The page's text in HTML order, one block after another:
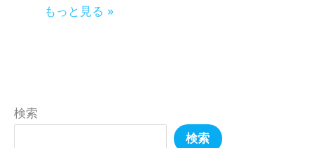
もっと見る »
検索
検索